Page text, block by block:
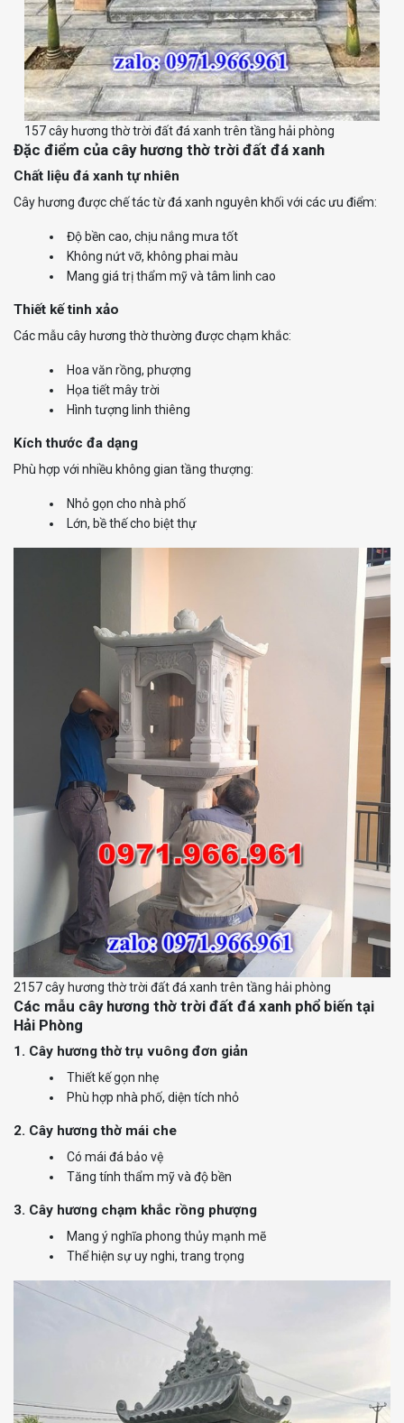
157 cây hương thờ trời đất đá xanh trên tầng hải phòng
Đặc điểm của cây hương thờ trời đất đá xanh
Chất liệu đá xanh tự nhiên
Cây hương được chế tác từ đá xanh nguyên khối với các ưu điểm:
Độ bền cao, chịu nắng mưa tốt
Không nứt vỡ, không phai màu
Mang giá trị thẩm mỹ và tâm linh cao
Thiết kế tinh xảo
Các mẫu cây hương thờ thường được chạm khắc:
Hoa văn rồng, phượng
Họa tiết mây trời
Hình tượng linh thiêng
Kích thước đa dạng
Phù hợp với nhiều không gian tầng thượng:
Nhỏ gọn cho nhà phố
Lớn, bề thế cho biệt thự
2157 cây hương thờ trời đất đá xanh trên tầng hải phòng
Các mẫu cây hương thờ trời đất đá xanh phổ biến tại
Hải Phòng
1. Cây hương thờ trụ vuông đơn giản
Thiết kế gọn nhẹ
Phù hợp nhà phố, diện tích nhỏ
2. Cây hương thờ mái che
Có mái đá bảo vệ
Tăng tính thẩm mỹ và độ bền
3. Cây hương chạm khắc rồng phượng
Mang ý nghĩa phong thủy mạnh mẽ
Thể hiện sự uy nghi, trang trọng